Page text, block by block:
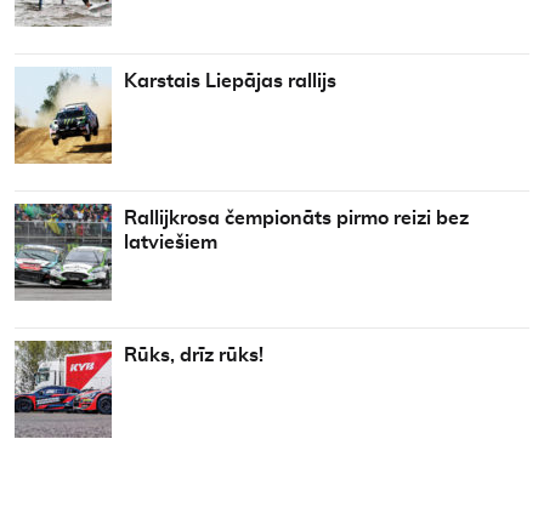
Karstais Liepājas rallijs
Rallijkrosa čempionāts pirmo reizi bez
latviešiem
Rūks, drīz rūks!